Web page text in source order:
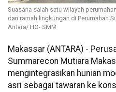
Suasana salah satu wilayah
dan ramah lingkungan di Perumahan
Antara/ HO- SMM
Makassar (ANTARA) -
Summarecon Mutiara
mengintegrasikan hunian
asri sebagai tawaran ke